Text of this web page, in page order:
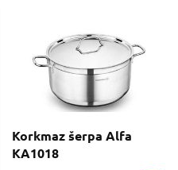
Korkmaz šerpa Alfa
KA1018